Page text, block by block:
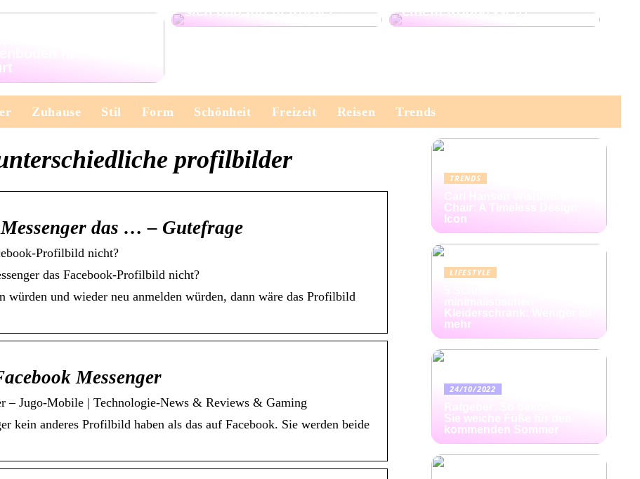
nach der
sich und Ihrem Körper
einem Kopfkissen?
Zuhause Stil Form Schönheit Freizeit Reisen Trends
profilbilder
das … – Gutefrage
Profilbild nicht?
das Facebook-Profilbild nicht?
würden und wieder neu anmelden würden, dann wäre das Profilbild
Messenger
– Jugo-Mobile | Technologie-News & Reviews & Gaming
kein anderes Profilbild haben als das auf Facebook. Sie werden beide
TRENDS
Chair: A Timeless Design
Icon
LIFESTYLE
minimalistischen
Kleiderschrank: Weniger ist
mehr
24/10/2022
Sie weiche Füße für den
kommenden Sommer